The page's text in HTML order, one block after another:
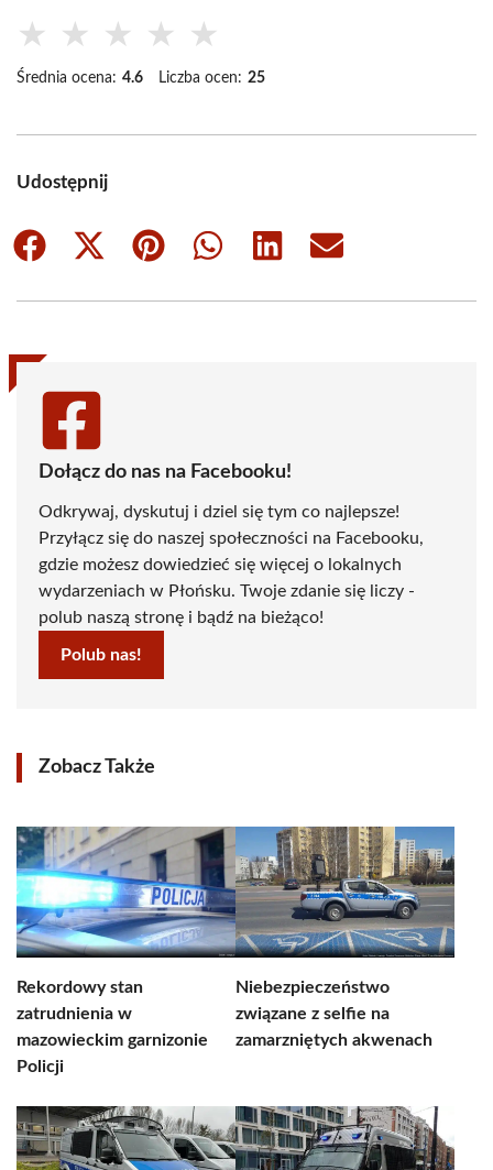
★ ★ ★ ★ ★
Średnia ocena: 4.6 Liczba ocen: 25
Udostępnij
Share
Share
(Twitter)
Share
Share
Share
Share
Dołącz do nas na Facebooku!
Odkrywaj, dyskutuj i dziel się tym co najlepsze!
Przyłącz się do naszej społeczności na Facebooku,
gdzie możesz dowiedzieć się więcej o lokalnych
wydarzeniach w Płońsku. Twoje zdanie się liczy -
polub naszą stronę i bądź na bieżąco!
Polub nas!
Zobacz Także
Rekordowy stan
zatrudnienia w
mazowieckim garnizonie
Policji
Niebezpieczeństwo
związane z selfie na
zamarzniętych akwenach